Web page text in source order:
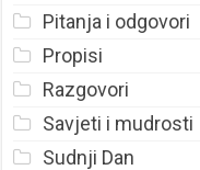
Pitanja i odgovori
Propisi
Razgovori
Savjeti i mudrosti
Sudnji Dan